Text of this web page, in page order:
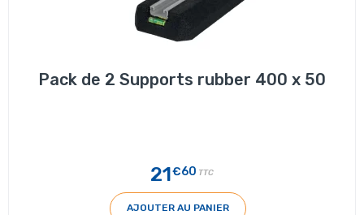
Pack de 2 Supports rubber 400 x 50
21€60 TTC
AJOUTER AU PANIER